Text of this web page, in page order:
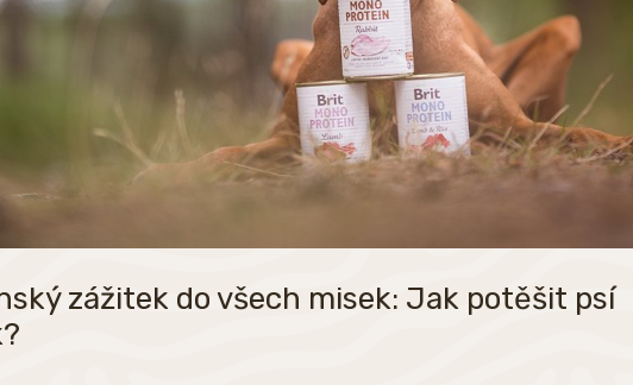
zážitek do všech misek: Jak potěšit psí